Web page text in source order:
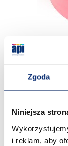
Zgoda
Niniejsza
i reklam, aby